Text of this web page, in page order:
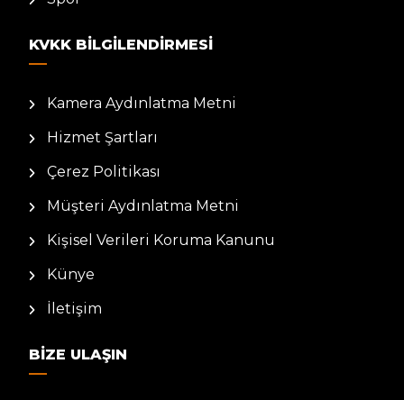
KVKK BILGILENDIRMESI
Kamera Aydınlatma Metni
Hizmet Şartları
Çerez Politikası
Müşteri Aydınlatma Metni
Kişisel Verileri Koruma Kanunu
Künye
İletişim
BIZE ULAŞIN